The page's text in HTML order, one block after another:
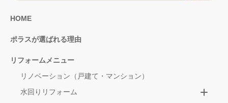
HOME
ポラスが選ばれる理由
リフォームメニュー
リノベーション（戸建て・マンション）
水回りリフォーム